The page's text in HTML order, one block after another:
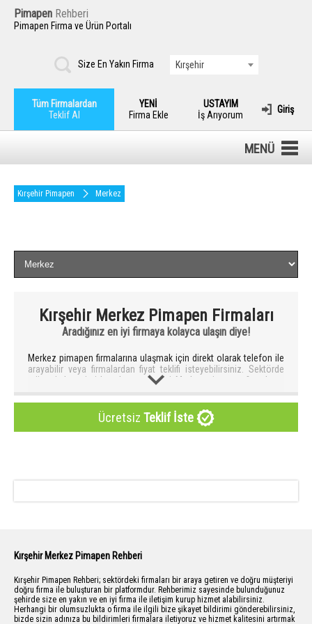
Pimapen Rehberi
Pimapen Firma ve Ürün Portalı
Size En Yakın Firma Kırşehir
Tüm Firmalardan
Teklif Al
YENİ
Firma Ekle
USTAYIM
İş Arıyorum
Giriş
MENÜ
Kırşehir Pimapen Merkez
Kırşehir Merkez Pimapen Firmaları
Aradığınız en iyi firmaya kolayca ulaşın diye!
Merkez pimapen firmalarına ulaşmak için direkt olarak telefon ile
arayabilir veya firmalardan fiyat teklifi isteyebilirsiniz. Sektörde
müşteri deneyimi kanıtlanmış en iyi Merkez pimapen firmalarını
Merkez pimapen firması seçerken en önemli hususlardan biriside
firmanın pimapen sistemleri konusunda en az 5 yıl deneyimli ve
servis hizmeti veren bir firma olmasına dikkat etmek gerekir. Daha
Nedeni ise; bu firmaların müşteri memnuniyeti ve hizmet
Sistemimizde yer alan onaylı firmalara herhangi bir şikayet
takip ederek size yardımcı olmaktadır.
Şirketlerin Merkez pimapen konusunda en kaliteli hizmeti size
sunabilmeleri için ve müşteri deneyimini en üst seviyeye
taşıyabilmesi için pimapen rehberi önemli çalışmalar yapmaktadır.
Hem mutlu müşteriler hem de mutlu firmalar için bilgilendirici özel
Ücretsiz Teklif İste
Kırşehir Merkez Pimapen Rehberi
Kırşehir Pimapen Rehberi; sektördeki firmaları bir araya getiren ve doğru müşteriyi
doğru firma ile buluşturan bir platformdur. Rehberimiz sayesinde bulunduğunuz
şehirde size en yakın ve en iyi firma ile iletişim kurup hizmet alabilirsiniz.
Herhangi bir olumsuzlukta o firma ile ilgili bize şikayet bildirimi gönderebilirsiniz,
bizde sizin adınıza bu bildirimleri firmalara iletiyoruz ve hizmet kalitesini artırmak